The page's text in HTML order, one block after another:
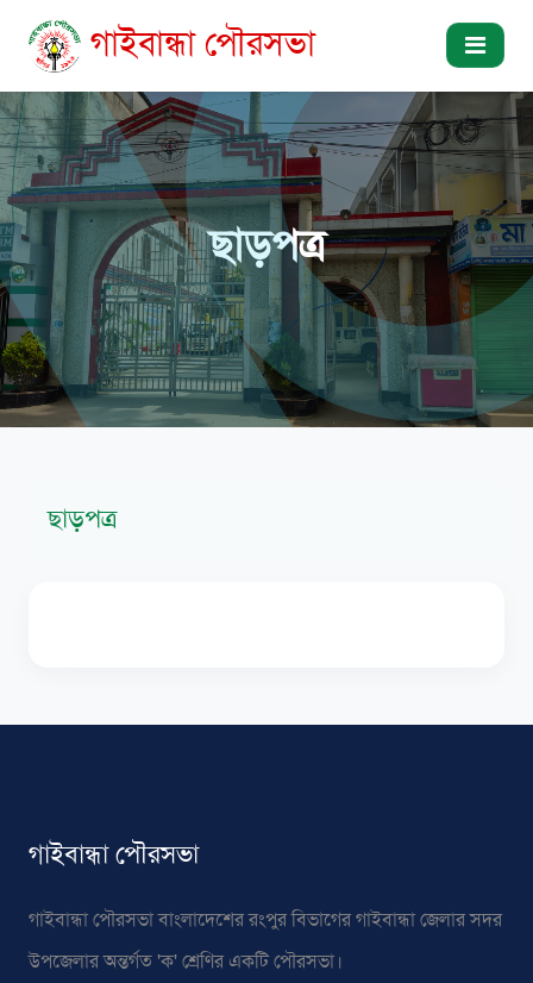
গাইবান্ধা পৌরসভা
ছাড়পত্র
ছাড়পত্র
গাইবান্ধা পৌরসভা
গাইবান্ধা পৌরসভা বাংলাদেশের রংপুর বিভাগের গাইবান্ধা জেলার সদর
উপজেলার অন্তর্গত 'ক' শ্রেণির একটি পৌরসভা।